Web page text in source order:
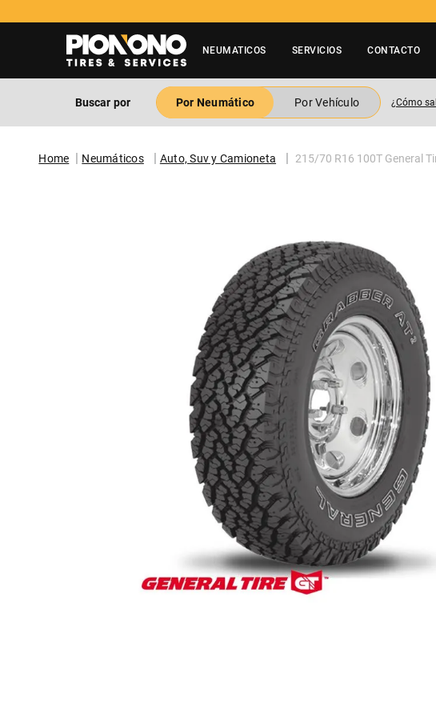
NEUMATICOS SERVICIOS CONTACTO
Buscar por Por Neumático Por Vehículo ¿Cómo
Neumáticos Auto, Suv y Camioneta 215/70 R16 100T General
TÉRMINOS
.
3 . 235